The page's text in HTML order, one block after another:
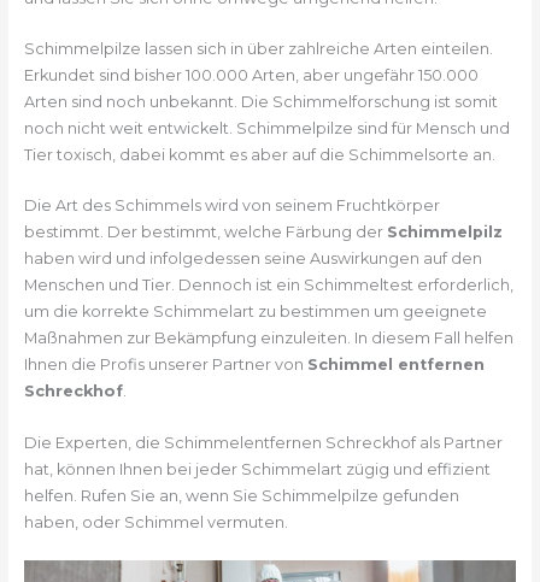
Schimmelpilze lassen sich in über zahlreiche Arten einteilen.
Erkundet sind bisher 100.000 Arten, aber ungefähr 150.000
Arten sind noch unbekannt. Die Schimmelforschung ist somit
noch nicht weit entwickelt. Schimmelpilze sind für Mensch und
Tier toxisch, dabei kommt es aber auf die Schimmelsorte an.
Die Art des Schimmels wird von seinem Fruchtkörper
bestimmt. Der bestimmt, welche Färbung der Schimmelpilz
haben wird und infolgedessen seine Auswirkungen auf den
Menschen und Tier. Dennoch ist ein Schimmeltest erforderlich,
um die korrekte Schimmelart zu bestimmen um geeignete
Maßnahmen zur Bekämpfung einzuleiten. In diesem Fall helfen
Ihnen die Profis unserer Partner von Schimmel entfernen
Schreckhof.
Die Experten, die Schimmelentfernen Schreckhof als Partner
hat, können Ihnen bei jeder Schimmelart zügig und effizient
helfen. Rufen Sie an, wenn Sie Schimmelpilze gefunden
haben, oder Schimmel vermuten.